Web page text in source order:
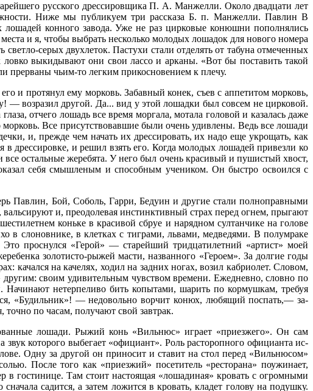
русского дрес­сировщика П. А. Манжелли. Около двадцати лет
Ниже мы публикуем три рассказа Б. п. Манжелли. Павлин В
конного завода. Уже не раз цирковые конюшни попол­нялись
и я, чтобы выбрать несколько молодых лоша­док для нового номера
серых двух­леток. Пастухи стали отделять от табуна от­меченных
выкидывают они свои лассо и арка­ны. «Вот бы поставить такой
прерваны чьим-то лег­ким прикосновением к плечу.
и протянул ему морковь. Забавный конек, съев с аппетитом мор­ковь,
— возразил другой. Да... вид у этой лошадки был совсем не цирковой.
отчего лошадь все время моргала, мотала головой и казалась даже
Все присутствовавшие были очень удив­лены. Ведь все лошади
и, прежде чем начать их дрессировать, их надо еще укро­щать, как
дрессировке, и ре­шил взять его. Когда молодых лошадей привезли ко
остальные жеребята. У него был очень кра­сивый и пушистый хвост,
себя смышленым и способным учеником. Он быстро освоился с
Павлин, Бой, Соболь, Гарри, Бе­дуин и другие стали полноправными
и, преодолевая инстинктивный страх перед огнем, прыгают
коньке в красивой сбруе и нарядном султанчике на голове
в слоновнике, в клет­ках с тиграми, львами, медведями. В полу­мраке
проснулся «Герой» — старейший тридцатилетний «артист» моей
зо­лотисто-рыжей масти, названного «Героем». За долгие годы
качался на качелях, хо­дил на задних ногах, возил кабриолет. Сло­вом,
своим удивительным чувством вре­мени. Ежедневно, словно по
нетер­пеливо бить копытами, шарить по кормуш­кам, требуя
«Будильник»! — недоволь­но ворчит конюх, любящий поспать,— за­
по часам, полу­чают свой завтрак.
ло­шади. Рыжий конь «Вильнюс» играет «при­езжего». Он сам
звук которого выбегает «офи­циант». Роль расторопного официанта ис­
Одну за другой он приносит и ставит на стол перед «Вильнюсом»
После того как «приез­жий» посетитель «ресторана» поужинает,
го­стинице. Там стоит настоящая «лошадиная» кровать с огромными
садится, а затем ло­жится в кровать, кладет голову на подуш­ку.